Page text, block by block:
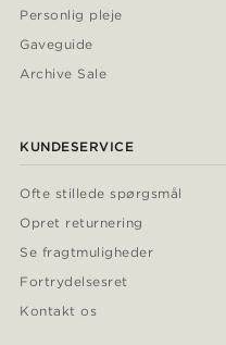
Personlig pleje
Gaveguide
Archive Sale
KUNDESERVICE
Ofte stillede spørgsmål
Opret returnering
Se fragtmuligheder
Fortrydelsesret
Kontakt os